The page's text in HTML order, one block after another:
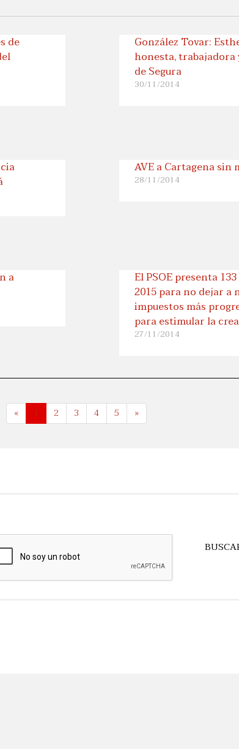
de
González Tovar:
honesta,
de Segura
30/11/2014
AVE a Cartagena sin
28/11/2014
a
El PSOE presenta
2015 para no dejar
impuestos más
para estimular la
27/11/2014
« 1 2 3 4 5 »